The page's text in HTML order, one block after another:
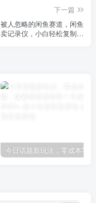
下一篇
被人忽略的闲鱼赛道，闲鱼
卖记录仪，小白轻松复制粘